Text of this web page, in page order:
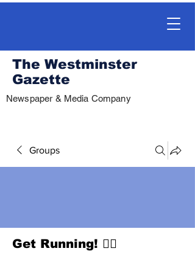
The Westminster
Gazette
Newspaper & Media Company
Groups
Get Running! 🏃‍♀️